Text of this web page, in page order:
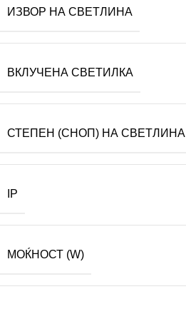
ИЗВОР НА СВЕТЛИНА
ВКЛУЧЕНА СВЕТИЛКА
СТЕПЕН (СНОП) НА СВЕТЛИНА
IP
МОЌНОСТ (W)